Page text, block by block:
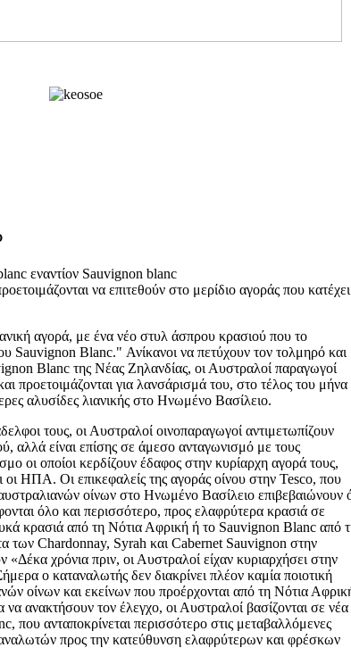
εναντίον Sauvignon blanc
να επιτεθούν στο μερίδιο αγοράς που
αγορά, με ένα νέο στυλ άσπρου κρασιού που το
Sauvignon Blanc." Ανίκανοι να πετύχουν τον τολμηρό και
Blanc της Νέας Ζηλανδίας, οι Αυστραλοί παραγωγοί
προετοιμάζονται για λανσάρισμά του, στο τέλος του μήνα
αλυσίδες λιανικής στο Ηνωμένο Βασίλειο.
τους, οι Αυστραλοί οινοπαραγωγοί αντιμετωπίζουν
αλλά είναι επίσης σε άμεσο ανταγωνισμό με τους
οι οποίοι κερδίζουν έδαφος στην κυρίαρχη αγορά τους,
ΗΠΑ. Οι επικεφαλείς της αγοράς οίνου στην Tesco, που
οίνων στο Ηνωμένο Βασίλειο επιβεβαιώνουν
όλο και περισσότερο, προς ελαφρύτερα κρασιά σε
κρασιά από τη Νότια Αφρική ή το Sauvignon Blanc από
των Chardonnay, Syrah και Cabernet Sauvignon στην
«Δέκα χρόνια πριν, οι Αυστραλοί είχαν κυριαρχήσει στην
ο καταναλωτής δεν διακρίνει πλέον καμία ποιοτική
οίνων και εκείνων που προέρχονται από τη Νότια
ανακτήσουν τον έλεγχο, οι Αυστραλοί βασίζονται σε νέα
που ανταποκρίνεται περισσότερο στις μεταβαλλόμενες
προς την κατεύθυνση ελαφρύτερων και φρέσκων